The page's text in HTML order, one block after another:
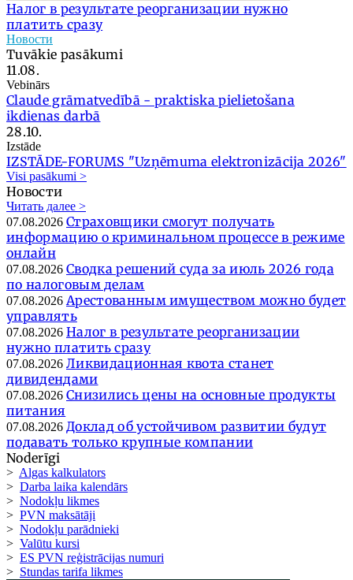
Налог в результате реорганизации нужно
платить сразу
Новости
Tuvākie pasākumi
11.08.
Vebinārs
Claude grāmatvedībā - praktiska pielietošana
ikdienas darbā
28.10.
Izstāde
IZSTĀDE-FORUMS "Uzņēmuma elektronizācija 2026"
Visi pasākumi >
Новости
Читать далее >
07.08.2026 Страховщики смогут получать
информацию о криминальном процессе в режиме
онлайн
07.08.2026 Сводка решений суда за июль 2026 года
по налоговым делам
07.08.2026 Арестованным имуществом можно будет
управлять
07.08.2026 Налог в результате реорганизации
нужно платить сразу
07.08.2026 Ликвидационная квота станет
дивидендами
07.08.2026 Снизились цены на основные продукты
питания
07.08.2026 Доклад об устойчивом развитии будут
подавать только крупные компании
Noderīgi
> Algas kalkulators
> Darba laika kalendārs
> Nodokļu likmes
> PVN maksātāji
> Nodokļu parādnieki
> Valūtu kursi
> ES PVN reģistrācijas numuri
> Stundas tarifa likmes